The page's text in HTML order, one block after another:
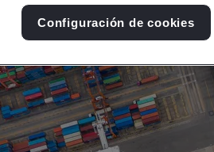
Configuración de cookies